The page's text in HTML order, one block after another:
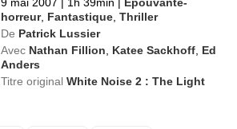
horreur, Fantastique ,Thriller
De Patrick Lussier
Avec Nathan Fillion Katee Sackhoff Ed
Anders
Titre originalWhite Noise 2 : The Light